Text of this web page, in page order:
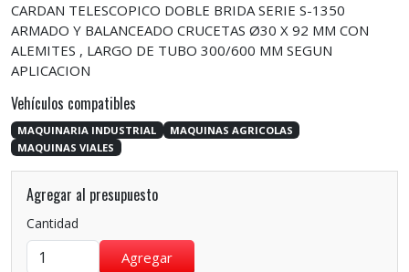
CARDAN TELESCOPICO DOBLE BRIDA SERIE S-1350
ARMADO Y BALANCEADO CRUCETAS Ø30 X 92 MM CON
ALEMITES , LARGO DE TUBO 300/600 MM SEGUN
APLICACION
Vehículos compatibles
MAQUINARIA INDUSTRIAL
MAQUINAS AGRICOLAS
MAQUINAS VIALES
Agregar al presupuesto
Cantidad